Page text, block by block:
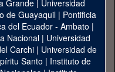
Grande | Universidad
de Guayaquil| Pontificia
del Ecuador - Ambato |
Nacional| Universidad
Carchi| Universidad de
Santo | Instituto de